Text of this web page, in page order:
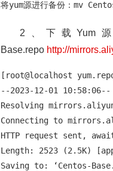
将yum源进行备份：mv
2、下载Yum
Base.repo http://
[root@localhost
--2023-12-01
Resolving
Connecting to
HTTP request sent,
Length: 2523 (2.5K)
Saving to: ‘Centos-